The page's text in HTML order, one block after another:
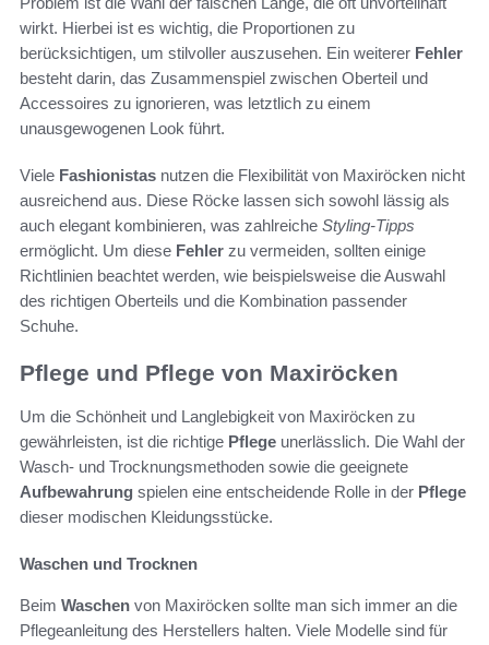
wirkt. Hierbei ist es wichtig, die Proportionen zu
berücksichtigen, um stilvoller auszusehen. Ein weiterer Fehler
besteht darin, das Zusammenspiel zwischen Oberteil und
Accessoires zu ignorieren, was letztlich zu einem
unausgewogenen Look führt.
Viele Fashionistas nutzen die Flexibilität von Maxiröcken nicht
ausreichend aus. Diese Röcke lassen sich sowohl lässig als
auch elegant kombinieren, was zahlreiche Styling-Tipps
ermöglicht. Um diese Fehler zu vermeiden, sollten einige
Richtlinien beachtet werden, wie beispielsweise die Auswahl
des richtigen Oberteils und die Kombination passender
Schuhe.
Pflege und Pflege von Maxiröcken
Um die Schönheit und Langlebigkeit von Maxiröcken zu
gewährleisten, ist die richtige Pflege unerlässlich. Die Wahl der
Wasch- und Trocknungsmethoden sowie die geeignete
Aufbewahrung spielen eine entscheidende Rolle in der Pflege
dieser modischen Kleidungsstücke.
Waschen und Trocknen
Beim Waschen von Maxiröcken sollte man sich immer an die
Pflegeanleitung des Herstellers halten. Viele Modelle sind für